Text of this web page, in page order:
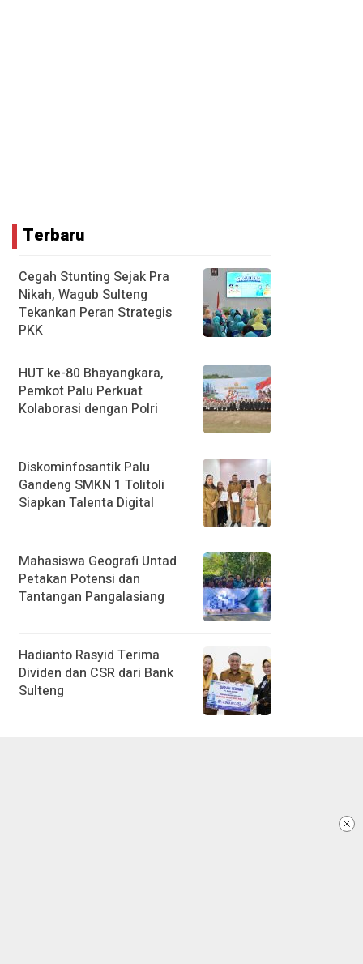
Terbaru
Cegah Stunting Sejak Pra
Nikah, Wagub Sulteng
Tekankan Peran Strategis
PKK
HUT ke-80 Bhayangkara,
Pemkot Palu Perkuat
Kolaborasi dengan Polri
Diskominfosantik Palu
Gandeng SMKN 1 Tolitoli
Siapkan Talenta Digital
Mahasiswa Geografi Untad
Petakan Potensi dan
Tantangan Pangalasiang
Hadianto Rasyid Terima
Dividen dan CSR dari Bank
Sulteng